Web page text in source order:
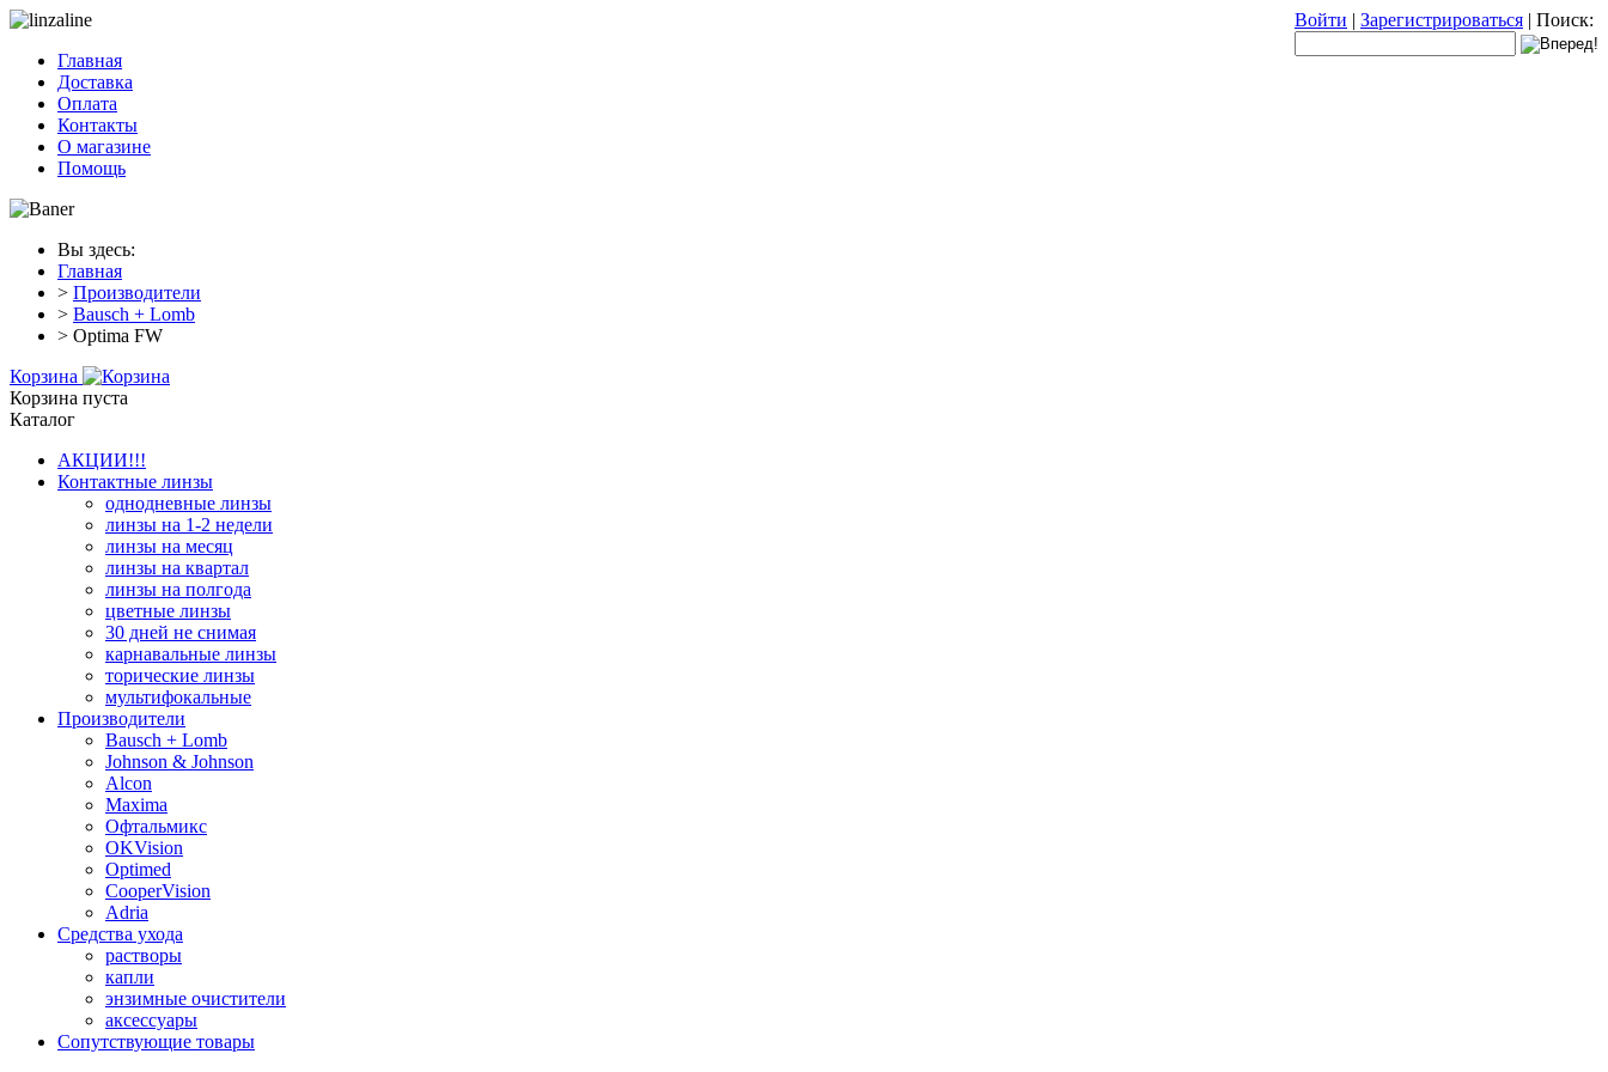
Войти | Зарегистрироваться | Поиск:
Главная
Доставка
Оплата
Контакты
О магазине
Помощь
Вы здесь:
Главная
> Производители
> Bausch + Lomb
> Optima FW
Корзина
Корзина пуста
Каталог
АКЦИИ!!!
Контактные линзы
однодневные линзы
линзы на 1-2 недели
линзы на месяц
линзы на квартал
линзы на полгода
цветные линзы
30 дней не снимая
карнавальные линзы
торические линзы
мультифокальные
Производители
Bausch + Lomb
Johnson & Johnson
Alcon
Maxima
Офтальмикс
OKVision
Optimed
CooperVision
Adria
Средства ухода
растворы
капли
энзимные очистители
аксессуары
Сопутствующие товары